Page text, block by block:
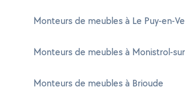
Monteurs de meubles à Le Puy-en-
Monteurs de meubles à Monistrol-
Monteurs de meubles à Brioude